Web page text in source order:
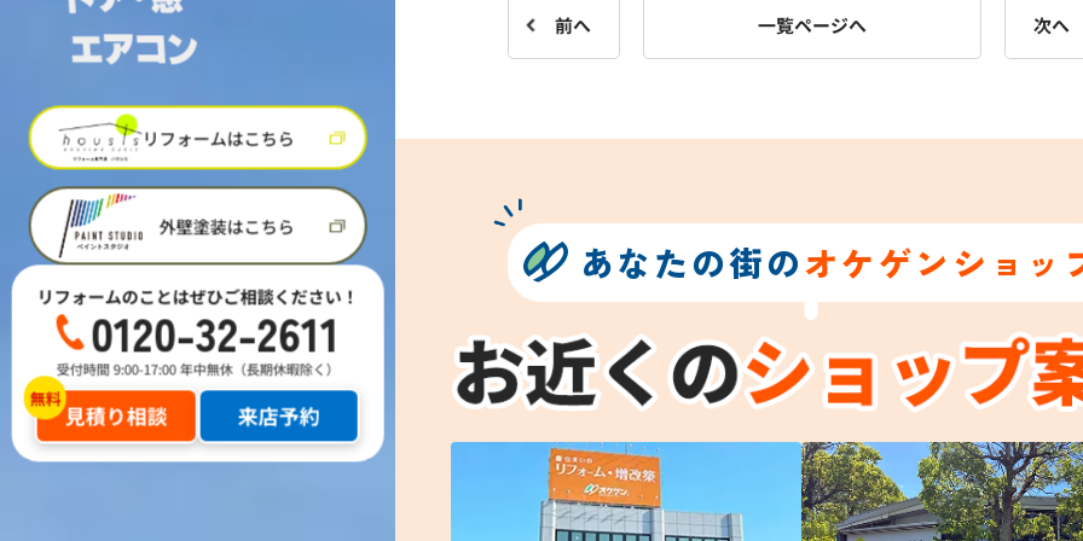
リフォームはこちら
外壁塗装はこちら
リフォームのことはぜひご相談ください！
0120-32-2611
受付時間 9:00-17:00 年中無休（長期休暇除く）
見積り相談 来店予約
前へ 一覧ページへ 次へ
あなたの街のオケゲンショッ